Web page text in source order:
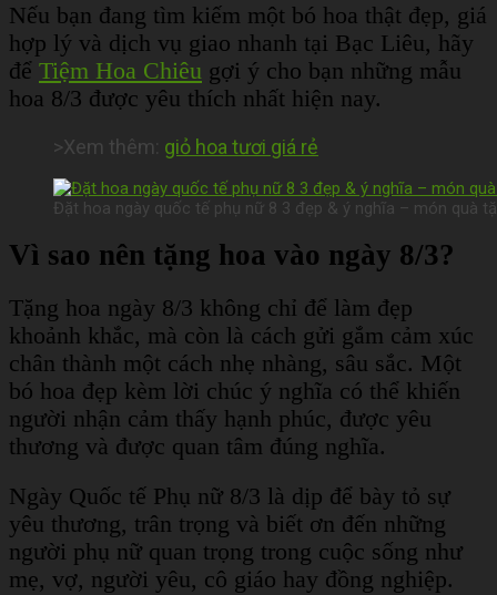
Nếu bạn đang tìm kiếm một bó hoa thật đẹp, giá
hợp lý và dịch vụ giao nhanh tại Bạc Liêu, hãy
để Tiệm Hoa Chiêu gợi ý cho bạn những mẫu
hoa 8/3 được yêu thích nhất hiện nay.
>Xem thêm: giỏ hoa tươi giá rẻ
Đặt hoa ngày quốc tế phụ nữ 8 3 đẹp & ý nghĩa – món quà
Vì sao nên tặng hoa vào ngày 8/3?
Tặng hoa ngày 8/3 không chỉ để làm đẹp
khoảnh khắc, mà còn là cách gửi gắm cảm xúc
chân thành một cách nhẹ nhàng, sâu sắc. Một
bó hoa đẹp kèm lời chúc ý nghĩa có thể khiến
người nhận cảm thấy hạnh phúc, được yêu
thương và được quan tâm đúng nghĩa.
Ngày Quốc tế Phụ nữ 8/3 là dịp để bày tỏ sự
yêu thương, trân trọng và biết ơn đến những
người phụ nữ quan trọng trong cuộc sống như
mẹ, vợ, người yêu, cô giáo hay đồng nghiệp.